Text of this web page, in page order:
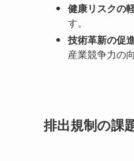
健康リスクの
す。
技術革新の促
産業競争力の
排出規制の課